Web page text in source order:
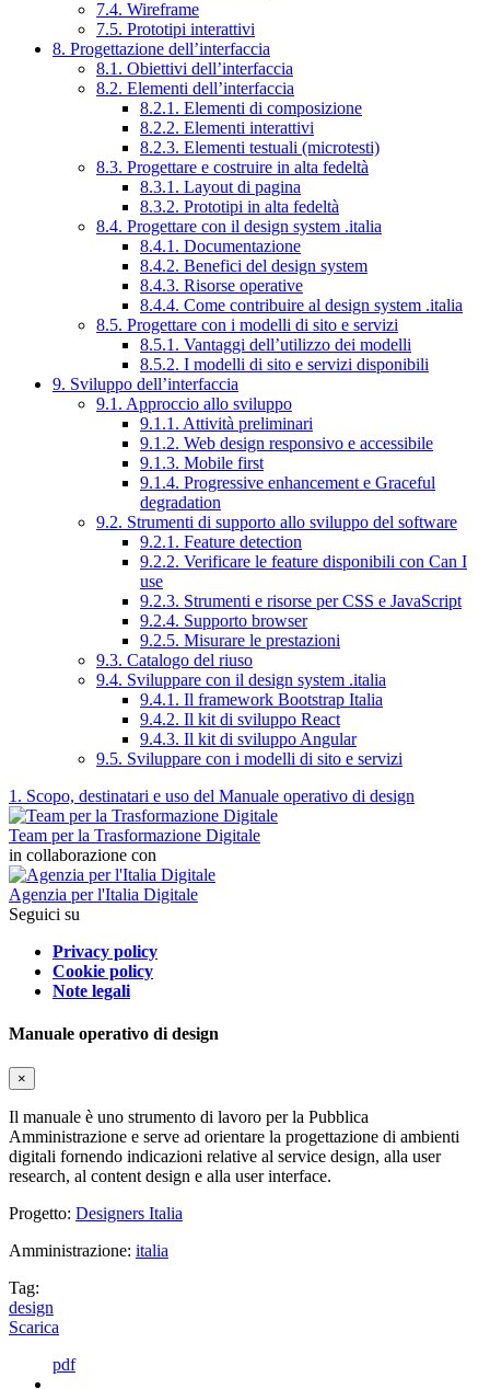
7.4. Wireframe
7.5. Prototipi interattivi
8. Progettazione dell’interfaccia
8.1. Obiettivi dell’interfaccia
8.2. Elementi dell’interfaccia
8.2.1. Elementi di composizione
8.2.2. Elementi interattivi
8.2.3. Elementi testuali (microtesti)
8.3. Progettare e costruire in alta fedeltà
8.3.1. Layout di pagina
8.3.2. Prototipi in alta fedeltà
8.4. Progettare con il design system .italia
8.4.1. Documentazione
8.4.2. Benefici del design system
8.4.3. Risorse operative
8.4.4. Come contribuire al design system .italia
8.5. Progettare con i modelli di sito e servizi
8.5.1. Vantaggi dell’utilizzo dei modelli
8.5.2. I modelli di sito e servizi disponibili
9. Sviluppo dell’interfaccia
9.1. Approccio allo sviluppo
9.1.1. Attività preliminari
9.1.2. Web design responsivo e accessibile
9.1.3. Mobile first
9.1.4. Progressive enhancement e Graceful
degradation
9.2. Strumenti di supporto allo sviluppo del software
9.2.1. Feature detection
9.2.2. Verificare le feature disponibili con Can I
use
9.2.3. Strumenti e risorse per CSS e JavaScript
9.2.4. Supporto browser
9.2.5. Misurare le prestazioni
9.3. Catalogo del riuso
9.4. Sviluppare con il design system .italia
9.4.1. Il framework Bootstrap Italia
9.4.2. Il kit di sviluppo React
9.4.3. Il kit di sviluppo Angular
9.5. Sviluppare con i modelli di sito e servizi
1. Scopo, destinatari e uso del Manuale operativo di design
Team per la Trasformazione Digitale
in collaborazione con
Agenzia per l'Italia Digitale
Seguici su
Privacy policy
Cookie policy
Note legali
Manuale operativo di design
×
Il manuale è uno strumento di lavoro per la Pubblica
Amministrazione e serve ad orientare la progettazione di ambienti
digitali fornendo indicazioni relative al service design, alla user
research, al content design e alla user interface.
Progetto: Designers Italia
Amministrazione: italia
Tag:
design
Scarica
pdf